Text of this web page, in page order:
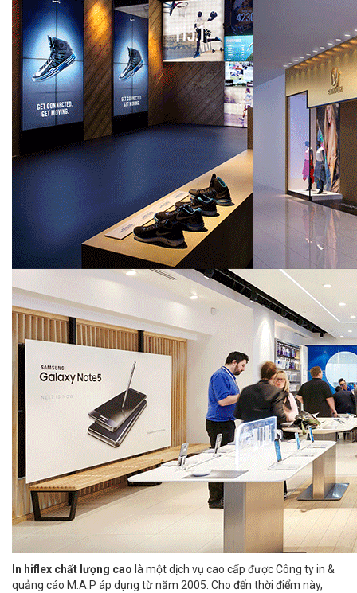
In hiflex chất lượng cao là một dịch vụ cao cấp được Công ty in &
quảng cáo M.A.P áp dụng từ năm 2005. Cho đến thời điểm này,